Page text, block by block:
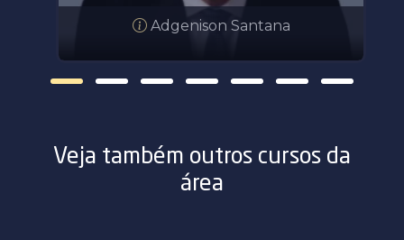
Adgenison Santana
Veja também outros cursos da
área